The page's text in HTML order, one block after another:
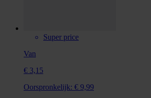
Super price
Van
€ 3,15
Oorspronkelijk: € 9,99